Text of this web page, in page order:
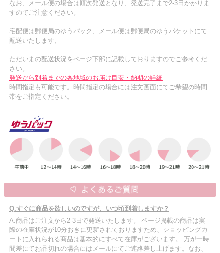
なお、メール便の場合は順次発送となり、発送完了まで2-3日かかりま
すのでご注意ください。
宅配便は郵便局のゆうパック、メール便は郵便局のゆうパケットにて
配送いたします。
ただいまの配送状況をページ下部に記載しておりますのでご参考くだ
さい。
発送から到着までの各地域のお届け目安・納期の詳細
時間指定も可能です。時間指定の場合には注文画面にてご希望の時間
帯をご指定ください。
Q.すぐに商品を欲しいのですが、いつ頃到着しますか？
A.商品はご注文から2-3日で発送いたします。 ページ掲載の商品は実
際の在庫状況が10分おきに更新されておりますため、ショッピングカ
ートに入れられる商品は基本的にすべて在庫がございます。 万が一時
間差にてお品切れの場合にはメールにてご連絡差し上げます。なお、